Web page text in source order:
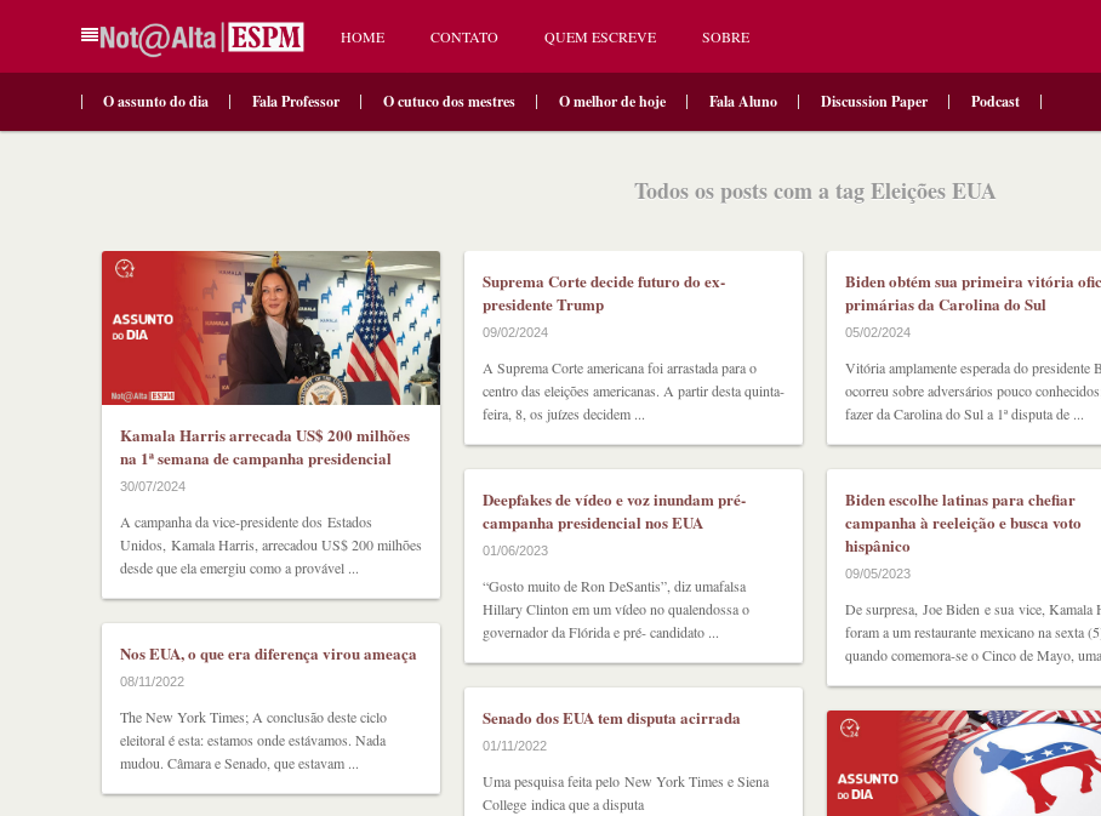
HOME CONTATO QUEM ESCREVE SOBRE
O assunto do dia Fala Professor O cutuco dos mestres O melhor de hoje Fala Aluno Discussion Paper Podcast
Todos os posts com a tag Eleições EUA
Kamala Harris arrecada US$ 200 milhões
na 1ª semana de campanha presidencial
30/07/2024
A campanha da vice-presidente dos Estados
Unidos, Kamala Harris, arrecadou US$ 200 milhões
desde que ela emergiu como a provável ...
Suprema Corte decide futuro do ex-
presidente Trump
09/02/2024
A Suprema Corte americana foi arrastada para o
centro das eleições americanas. A partir desta quinta-
feira, 8, os juízes decidem ...
Biden obtém sua primeira vitória
primárias da Carolina do Sul
05/02/2024
Vitória amplamente esperada do presidente
ocorreu sobre adversários pouco
fazer da Carolina do Sul a 1ª disputa de ...
Deepfakes de vídeo e voz inundam pré-
campanha presidencial nos EUA
01/06/2023
“Gosto muito de Ron DeSantis”, diz umafalsa
Hillary Clinton em um vídeo no qualendossa o
governador da Flórida e pré- candidato ...
Biden escolhe latinas para chefiar
campanha à reeleição e busca voto
hispânico
09/05/2023
De surpresa, Joe Biden e sua vice, Kamala
foram a um restaurante mexicano na sexta
quando comemora-se o Cinco de Mayo,
Nos EUA, o que era diferença virou ameaça
08/11/2022
The New York Times; A conclusão deste ciclo
eleitoral é esta: estamos onde estávamos. Nada
mudou. Câmara e Senado, que estavam ...
Senado dos EUA tem disputa acirrada
01/11/2022
Uma pesquisa feita pelo New York Times e Siena
College indica que a disputa